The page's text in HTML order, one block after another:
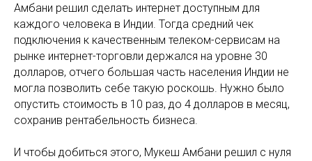
Амбани решил сделать интернет доступным для
каждого человека в Индии. Тогда средний чек
подключения к качественным телеком-сервисам на
рынке интернет-торговли держался на уровне 30
долларов, отчего большая часть населения Индии не
могла позволить себе такую роскошь. Нужно было
опустить стоимость в 10 раз, до 4 долларов в месяц,
сохранив рентабельность бизнеса.
И чтобы добиться этого, Мукеш Амбани решил с нуля